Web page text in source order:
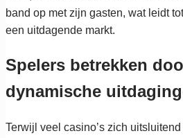
band op met zijn gasten, wat leidt
een uitdagende markt.
Spelers betrekken
dynamische
Terwijl veel casino’s zich